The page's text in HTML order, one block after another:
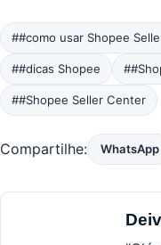
##como usar Shopee
##dicas Shopee
##Shopee Seller Center
Compartilhe: WhatsApp